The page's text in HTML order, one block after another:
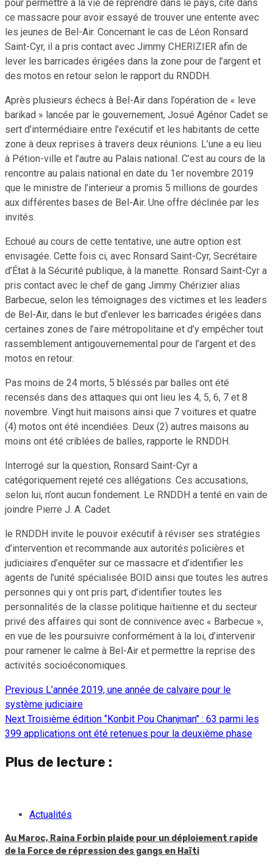
pour permettre à la vie de reprendre dans le pays, cité dans
ce massacre pour avoir essayé de trouver une entente avec
les jeunes de Bel-Air. Concernant le cas de Léon Ronsard
Saint-Cyr, il a pris contact avec Jimmy CHERIZIER afin de
lever les barricades érigées dans la zone pour de l’argent et
des motos en retour selon le rapport du RNDDH.
Après plusieurs échecs à Bel-Air dans l’opération de « leve
barikad » lancée par le gouvernement, Josué Agénor Cadet se
sert d’intermédiaire entre l’exécutif et les habitants de cette
zone à deux reprises à travers deux réunions. L’une a eu lieu
à Pétion-ville et l’autre au Palais national. C’est au cours de la
rencontre au palais national en date du 1er novembre 2019
que le ministre de l’interieur a promis 5 millions de gourdes
aux différentes bases de Bel-Air. Une offre déclinée par les
invités.
Echoué au cours de cette tentative, une autre option est
envisagée. Cette fois ci, avec Ronsard Saint-Cyr, Secrétaire
d’État à la Sécurité publique, à la manette. Ronsard Saint-Cyr a
pris contact avec le chef de gang Jimmy Chérizier alias
Barbecue, selon les témoignages des victimes et les leaders
de Bel-Air, dans le but d’enlever les barricades érigées dans
certaines zones de l’aire métropolitaine et d’y empêcher tout
rassemblement antigouvernemental pour de l’argent et des
motos en retour.
Pas moins de 24 morts, 5 bléssés par balles ont été
recensés dans des attaques qui ont lieu les 4, 5, 6, 7 et 8
novembre. Vingt huit maisons ainsi que 7 voitures et quatre
(4) motos ont été incendiées. Deux (2) autres maisons au
moins ont été criblées de balles, rapporte le RNDDH.
Interrogé sur la question, Ronsard Saint-Cyr a
catégoriquement rejeté ces allégations. Ces accusations,
selon lui, n’ont aucun fondement. Le RNDDH a tenté en vain de
joindre Pierre J. A. Cadet.
le RNDDH invite le pouvoir exécutif à réviser ses stratégies
d’intervention et recommande aux autorités policières et
judiciaires d’enquêter sur ce massacre et d’identifier les
agents de l’unité spécialisée BOID ainsi que toutes les autres
personnes qui y ont pris part, d’identifier toutes les
personnalités de la classe politique haïtienne et du secteur
privé des affaires qui sont de connivence avec « Barbecue »,
en vue de les poursuivre conformément à la loi, d’intervenir
pour ramener le calme à Bel-Air et permettre la reprise des
activités socioéconomiques.
Continue
Reading
Previous L’année 2019, une année de calvaire pour le
système judiciaire
Next Troisième édition ‘’Konbit Pou Chanjman’’ : 63 parmi les
399 applications ont été retenues pour la deuxième phase
Plus de lecture :
Actualités
Au Maroc, Raina Forbin plaide pour un déploiement rapide
de la Force de répression des gangs en Haïti